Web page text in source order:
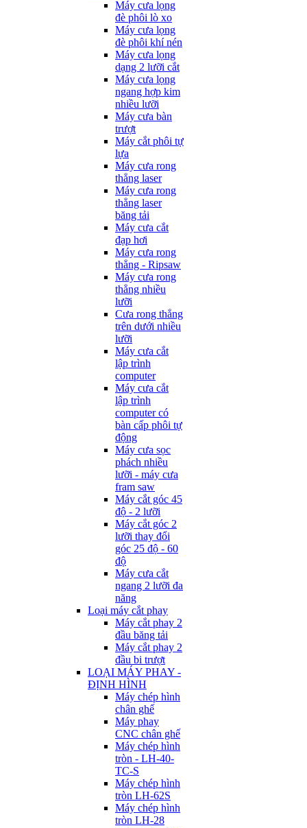
Máy cưa lọng
đè phôi lò xo
Máy cưa lọng
đè phôi khí nén
Máy cưa lọng
dạng 2 lưỡi cắt
Máy cưa lọng
ngang hợp kim
nhiều lưỡi
Máy cưa bàn
trượt
Máy cắt phôi tự
lựa
Máy cưa rong
thẳng laser
Máy cưa rong
thẳng laser
băng tải
Máy cưa cắt
đạp hơi
Máy cưa rong
thẳng - Ripsaw
Máy cưa rong
thẳng nhiều
lưỡi
Cưa rong thẳng
trên dưới nhiều
lưỡi
Máy cưa cắt
lập trình
computer
Máy cưa cắt
lập trình
computer có
bàn cấp phôi tự
động
Máy cưa sọc
phách nhiều
lưỡi - máy cưa
fram saw
Máy cắt góc 45
độ - 2 lưỡi
Máy cắt góc 2
lưỡi thay đổi
góc 25 độ - 60
độ
Máy cưa cắt
ngang 2 lưỡi đa
năng
Loại máy cắt phay
Máy cắt phay 2
đầu băng tải
Máy cắt phay 2
đầu bi trượt
LOẠI MÁY PHAY -
ĐỊNH HÌNH
Máy chép hình
chân ghế
Máy phay
CNC chân ghế
Máy chép hình
tròn - LH-40-
TC-S
Máy chép hình
tròn LH-62S
Máy chép hình
tròn LH-28